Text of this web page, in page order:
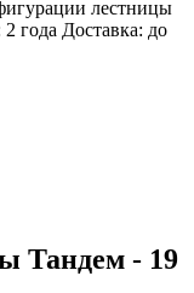
лестницы
2 года Доставка: до
Тандем - 19